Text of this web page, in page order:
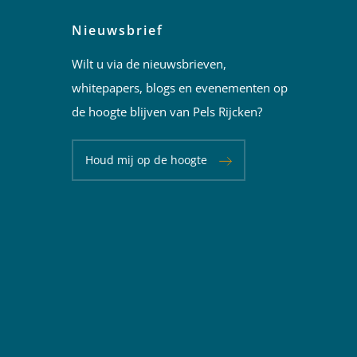
Nieuwsbrief
Wilt u via de nieuwsbrieven,
whitepapers, blogs en evenementen op
de hoogte blijven van Pels Rijcken?
Houd mij op de hoogte